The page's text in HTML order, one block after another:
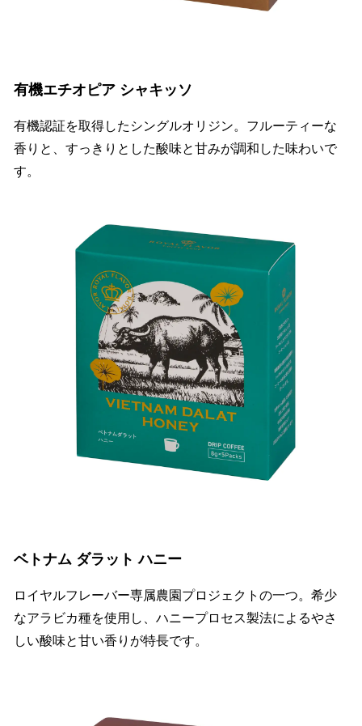
有機エチオピア シャキッソ
有機認証を取得したシングルオリジン。フルーティーな
香りと、すっきりとした酸味と甘みが調和した味わいで
す。
ベトナム ダラット ハニー
ロイヤルフレーバー専属農園プロジェクトの一つ。希少
なアラビカ種を使用し、ハニープロセス製法によるやさ
しい酸味と甘い香りが特長です。